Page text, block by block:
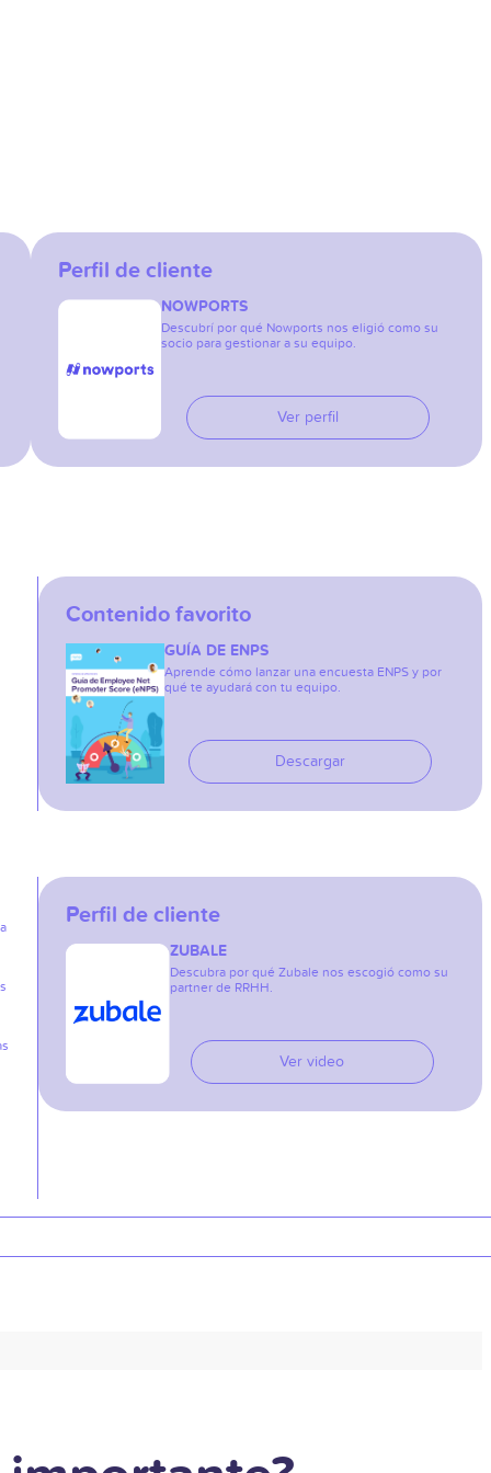
Perfil de cliente
NOWPORTS
Descubrí por qué Nowports nos eligió como su
socio para gestionar a su equipo.
Ver perfil
Contenido favorito
GUÍA DE ENPS
Aprende cómo lanzar una encuesta ENPS y por
qué te ayudará con tu equipo.
Descargar
Perfil de cliente
ZUBALE
Descubra por qué Zubale nos escogió como su
partner de RRHH.
Ver video